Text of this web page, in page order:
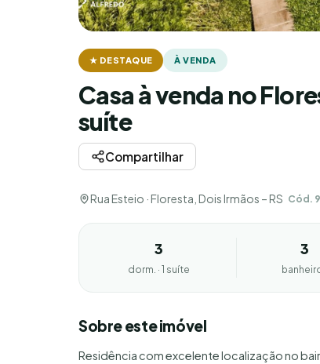
★ DESTAQUE À VENDA
Casa à venda no
suíte
Compartilhar
Rua Esteio · Floresta, Dois Irmãos – RS Cód.
3
dorm. · 1 suíte
3
Sobre este imóvel
Residência com excelente localização no